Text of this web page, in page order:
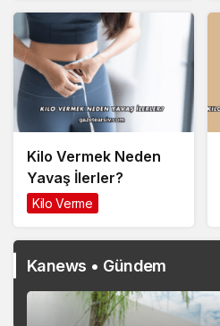
Kilo Vermek Neden
Yavaş İlerler?
Kilo Verme
Kanews • Gündem